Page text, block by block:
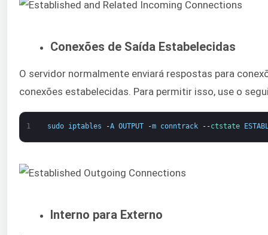
Conexões de Saída Estabelecidas
O servidor normalmente enviará respostas para
conexões estabelecidas. Para permitir isso, use o
1 sudo iptables -A OUTPUT -m conntrack --ctstate
Interno para Externo